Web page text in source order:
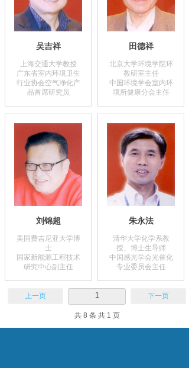
吴吉祥
上海交通大学教授
广东省室内环境卫生
行业协会空气净化产
品首席研究员
田德祥
北京大学环境学院环
教研室主任
中国环境学会室内环
境所健康分会主任
刘锦超
美国费吉尼亚大学博
士
国家新能源工程技术
研究中心副主任
朱永法
清华大学化学系教
授、博士生导师
中国感光学会光催化
专业委员会主任
上一页 1 下一页
共 8 条 共 1 页